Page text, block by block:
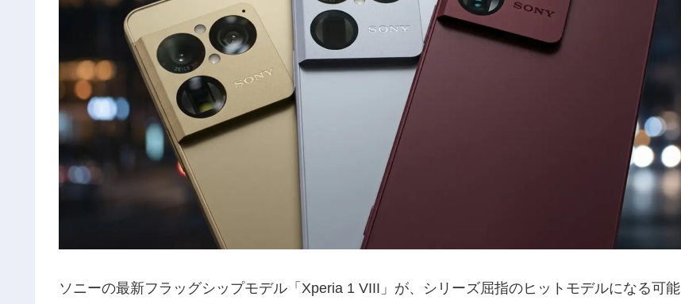
ソニーの最新フラッグシップモデル「Xperia 1 VIII」が、シリーズ屈指のヒットモデルになる可能